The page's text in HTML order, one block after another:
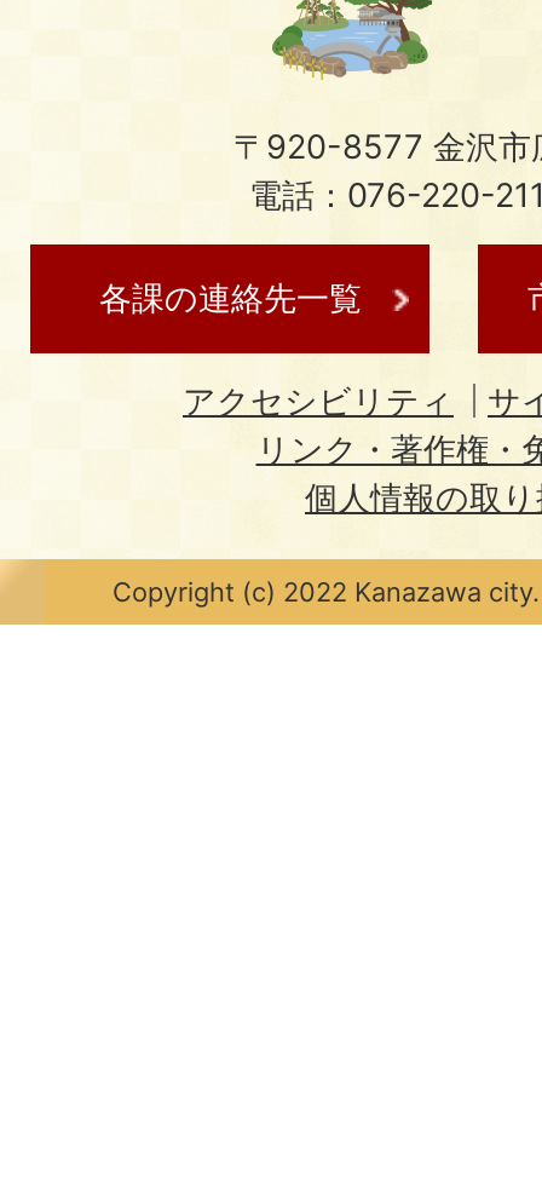
〒920-8577 金沢市
電話：076-220-
各課の連絡先一覧
アクセシビリティ
サ
リンク・著作権・
個人情報の取
Copyright (c) 2022 Kanazawa